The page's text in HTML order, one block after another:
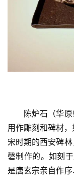
陈炉石（华原
用作雕刻和碑材
宋时期的西安碑
磬制作的。如刻
是唐玄宗亲自作